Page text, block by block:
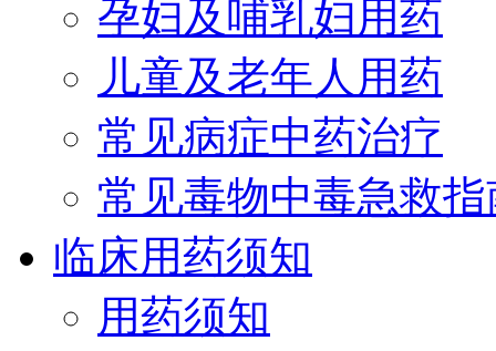
孕妇及哺乳妇用药
儿童及老年人用药
常见病症中药治疗
常见毒物中毒急救指
临床用药须知
用药须知